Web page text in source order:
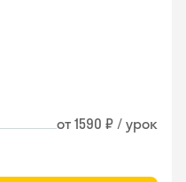
от 1590 ₽ / урок